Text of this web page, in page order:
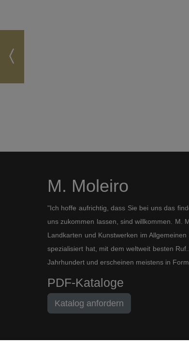
M. Moleiro
"Ich hoffe aufrichtig, dass Sie bei uns das
uns zukommen lassen, sind willkommen. M.
Landkarten und Kunstwerken im
spezialisiert hat, mit dem weltweit besten
Jahrhundert und erscheinen meistens in
PDF-Kataloge
Katalog anfordern